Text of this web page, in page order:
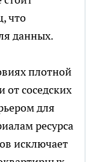
что
данных.
плотной
от соседских
для
ресурса
исключает